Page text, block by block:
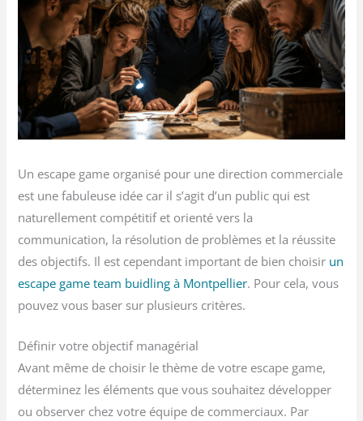
Un escape game organisé pour une direction commerciale
est une fabuleuse idée car il s’agit d’un public qui est
naturellement compétitif et orienté vers la
communication, la résolution de problèmes et la réussite
des objectifs. Il est cependant important de bien choisir un
escape game team buidling à Montpellier. Pour cela, vous
pouvez vous baser sur plusieurs critères.
Définir votre objectif managérial
Avant même de choisir le thème de votre escape game,
déterminez les éléments que vous souhaitez développer
ou observer chez votre équipe de commerciaux. Par